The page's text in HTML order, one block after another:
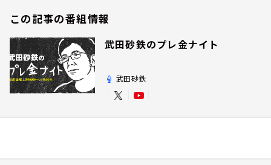
この記事の番組情報
武田砂鉄のプレ金ナイト
武田砂鉄